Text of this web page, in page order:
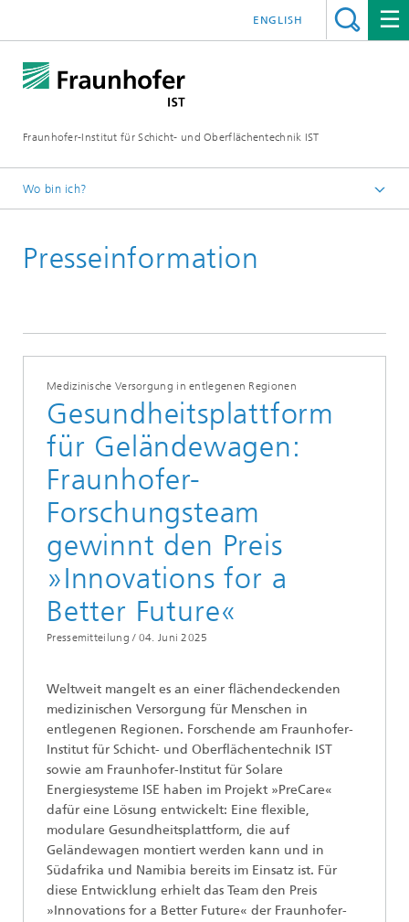
Fraunhofer-Institut für Schicht- und Oberflächentechnik IST
ENGLISH
Wo bin ich?
Presse | Publikationen
Presseinformation
Medizinische Versorgung in entlegenen Regionen
Gesundheitsplattform
für Geländewagen:
Fraunhofer-
Forschungsteam
gewinnt den Preis
»Innovations for a
Better Future«
Pressemitteilung / 04. Juni 2025
Weltweit mangelt es an einer flächendeckenden
medizinischen Versorgung für Menschen in
entlegenen Regionen. Forschende am Fraunhofer-
Institut für Schicht- und Oberflächentechnik IST
sowie am Fraunhofer-Institut für Solare
Energiesysteme ISE haben im Projekt »PreCare«
dafür eine Lösung entwickelt: Eine flexible,
modulare Gesundheitsplattform, die auf
Geländewagen montiert werden kann und in
Südafrika und Namibia bereits im Einsatz ist. Für
diese Entwicklung erhielt das Team den Preis
»Innovations for a Better Future« der Fraunhofer-